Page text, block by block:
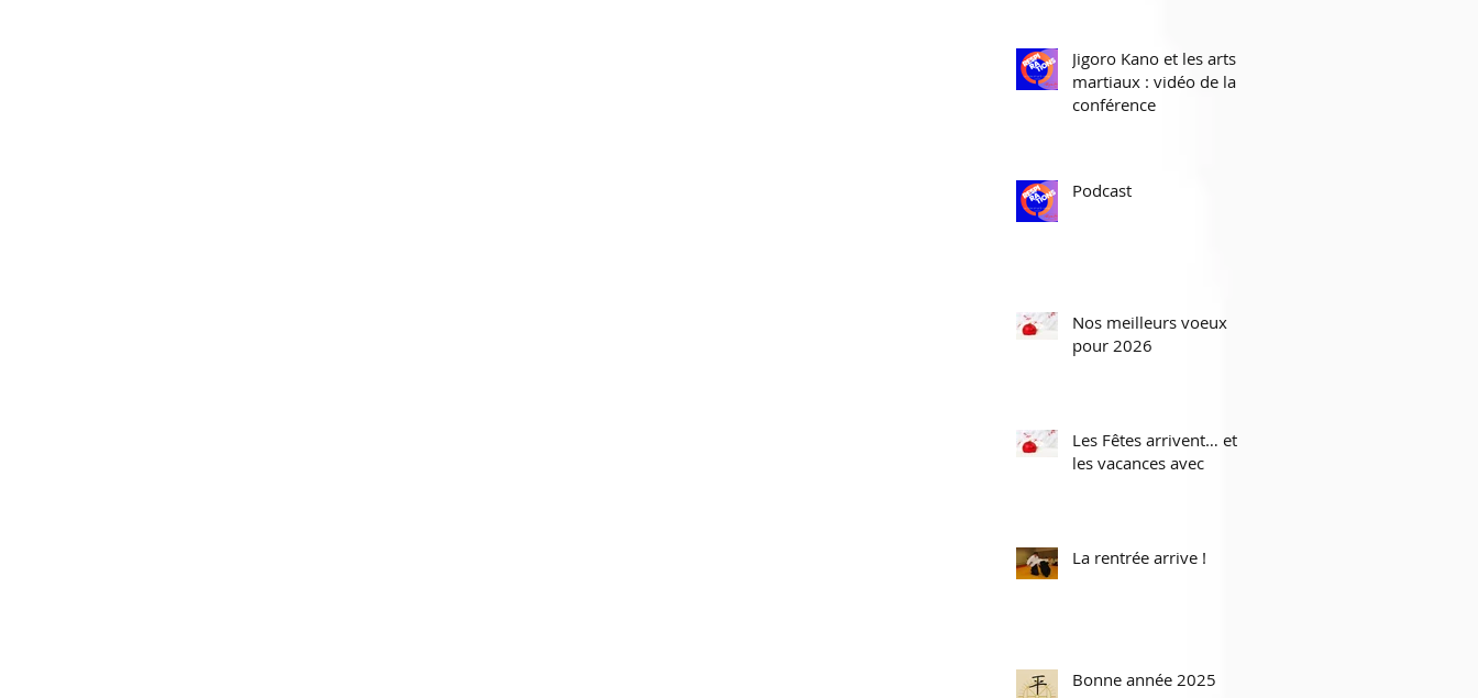
Jigoro Kano et les arts
martiaux : vidéo de la
conférence
Podcast
Nos meilleurs voeux
pour 2026
Les Fêtes arrivent… et
les vacances avec
La rentrée arrive !
Bonne année 2025